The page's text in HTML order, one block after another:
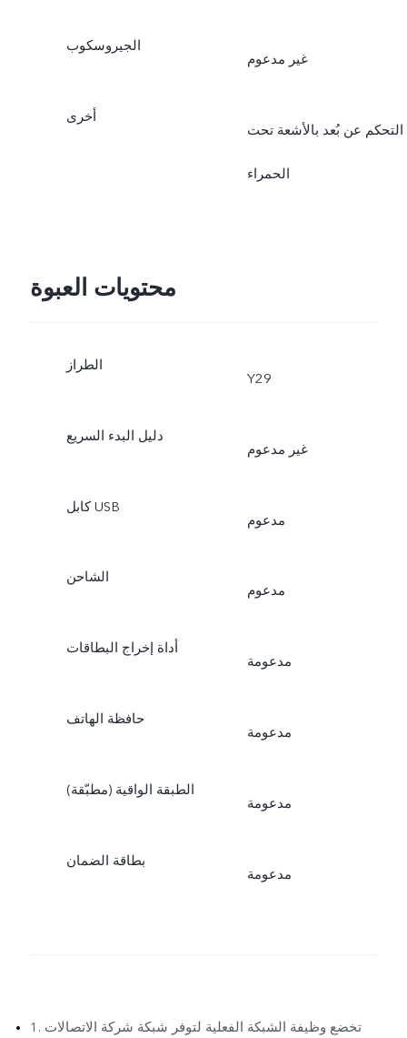
الجيروسكوب
غير مدعوم
أخرى
التحكم عن بُعد بالأشعة تحت
الحمراء
محتويات العبوة
الطراز
Y29
دليل البدء السريع
غير مدعوم
كابل USB
مدعوم
الشاحن
مدعوم
أداة إخراج البطاقات
مدعومة
حافظة الهاتف
مدعومة
الطبقة الواقية (مطبّقة)
مدعومة
بطاقة الضمان
مدعومة
1. تخضع وظيفة الشبكة الفعلية لتوفر شبكة شركة الاتصالات